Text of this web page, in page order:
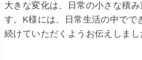
大きな変化は、日常の小さな積
す。K様には、日常生活の中でで
続けていただくようお伝えしまし